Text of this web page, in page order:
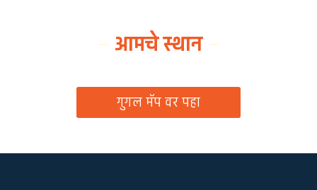
आमचे स्थान
गुगल मॅप वर पहा